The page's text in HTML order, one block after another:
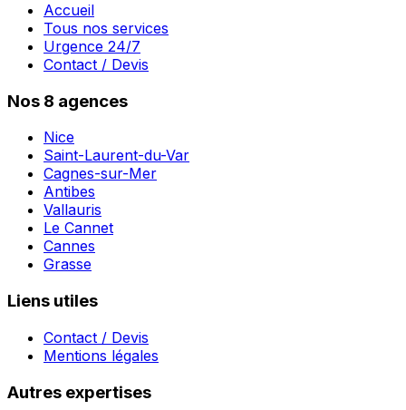
Accueil
Tous nos services
Urgence 24/7
Contact / Devis
Nos 8 agences
Nice
Saint-Laurent-du-Var
Cagnes-sur-Mer
Antibes
Vallauris
Le Cannet
Cannes
Grasse
Liens utiles
Contact / Devis
Mentions légales
Autres expertises